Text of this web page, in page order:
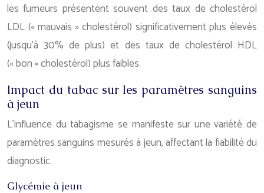
les fumeurs présentent souvent des taux de cholestérol
LDL (« mauvais » cholestérol) significativement plus élevés
(jusqu’à 30% de plus) et des taux de cholestérol HDL
(« bon » cholestérol) plus faibles.
Impact du tabac sur les paramètres sanguins
à jeun
L’influence du tabagisme se manifeste sur une variété de
paramètres sanguins mesurés à jeun, affectant la fiabilité du
diagnostic.
Glycémie à jeun